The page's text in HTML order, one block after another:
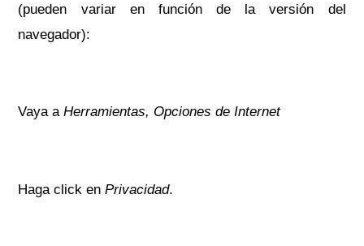
(pueden variar en función de la versión del
navegador):
Vaya aHerramientas, Opciones de Internet
Haga click enPrivacidad.